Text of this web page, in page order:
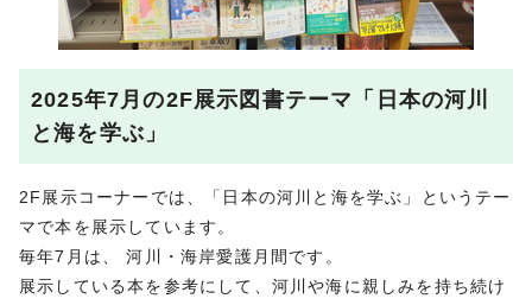
2025年7月の2F展示図書テーマ「日本の河川
と海を学ぶ」
2F展示コーナーでは、「日本の河川と海を学ぶ」というテー
マで本を展示しています。
毎年7月は、 河川・海岸愛護月間です。
展示している本を参考にして、河川や海に親しみを持ち続け